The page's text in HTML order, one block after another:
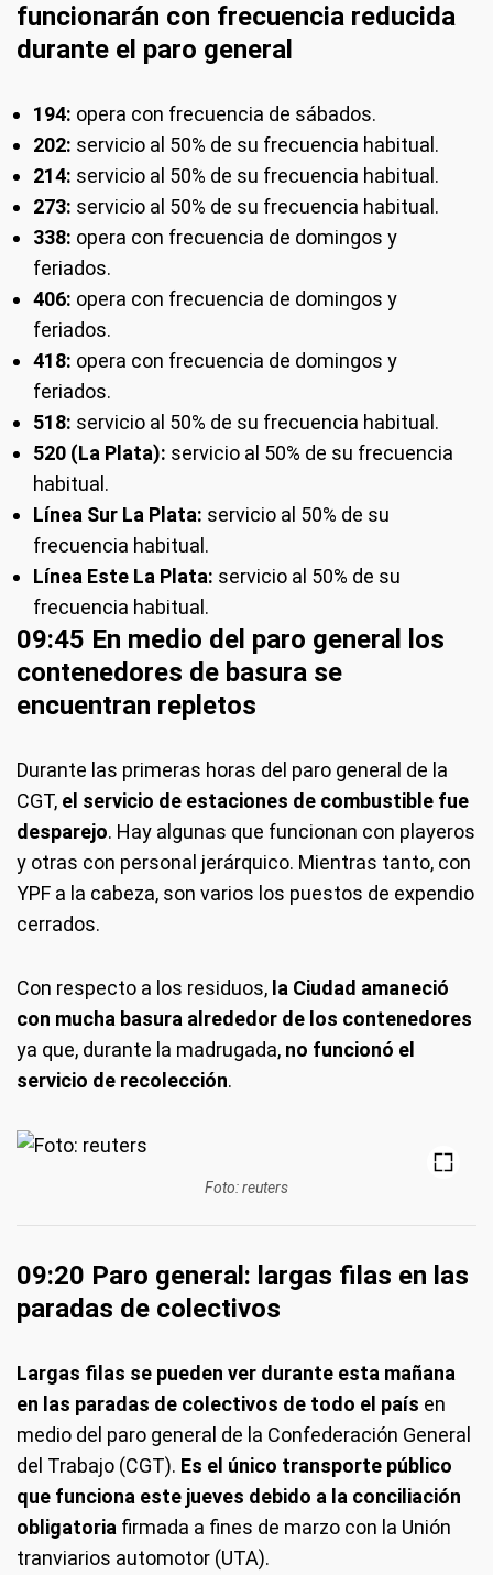
funcionarán con frecuencia reducida
durante el paro general
194: opera con frecuencia de sábados.
202: servicio al 50% de su frecuencia habitual.
214: servicio al 50% de su frecuencia habitual.
273: servicio al 50% de su frecuencia habitual.
338: opera con frecuencia de domingos y
feriados.
406: opera con frecuencia de domingos y
feriados.
418: opera con frecuencia de domingos y
feriados.
518: servicio al 50% de su frecuencia habitual.
520 (La Plata): servicio al 50% de su frecuencia
habitual.
Línea Sur La Plata: servicio al 50% de su
frecuencia habitual.
Línea Este La Plata: servicio al 50% de su
frecuencia habitual.
09:45 En medio del paro general los
contenedores de basura se
encuentran repletos
Durante las primeras horas del paro general de la
CGT, el servicio de estaciones de combustible fue
desparejo. Hay algunas que funcionan con playeros
y otras con personal jerárquico. Mientras tanto, con
YPF a la cabeza, son varios los puestos de expendio
cerrados.
Con respecto a los residuos, la Ciudad amaneció
con mucha basura alrededor de los contenedores
ya que, durante la madrugada, no funcionó el
servicio de recolección.
Foto: reuters
09:20 Paro general: largas filas en las
paradas de colectivos
Largas filas se pueden ver durante esta mañana
en las paradas de colectivos de todo el país en
medio del paro general de la Confederación General
del Trabajo (CGT). Es el único transporte público
que funciona este jueves debido a la conciliación
obligatoria firmada a fines de marzo con la Unión
tranviarios automotor (UTA).